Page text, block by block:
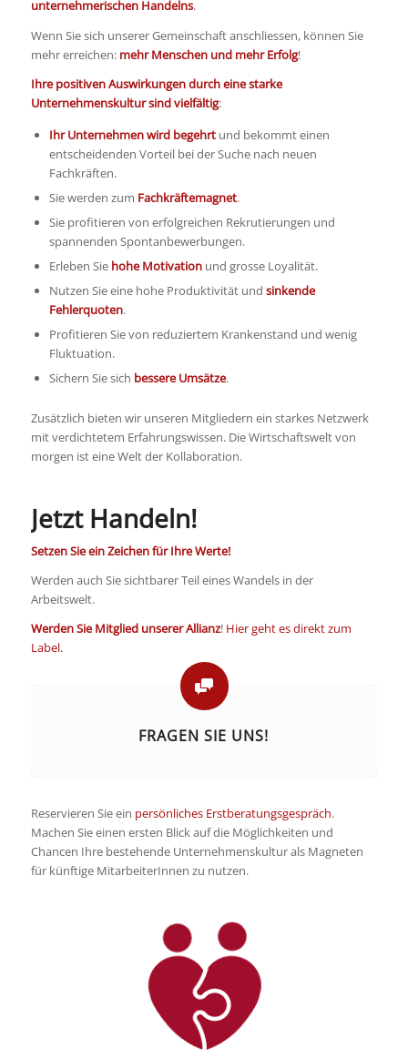
unternehmerischen Handelns.
Wenn Sie sich unserer Gemeinschaft anschliessen, können Sie
mehr erreichen: mehr Menschen und mehr Erfolg!
Ihre positiven Auswirkungen durch eine starke
Unternehmenskultur sind vielfältig:
Ihr Unternehmen wird begehrtund bekommt einen
entscheidenden Vorteil bei der Suche nach neuen
Fachkräften.
Sie werden zum Fachkräftemagnet.
Sie profitieren von erfolgreichen Rekrutierungen und
spannenden Spontanbewerbungen.
Erleben Sie hohe Motivationund grosse Loyalität.
Nutzen Sie eine hohe Produktivität und sinkende
Fehlerquoten.
Profitieren Sie von reduziertem Krankenstand und wenig
Fluktuation.
Sichern Sie sich bessere Umsätze.
Zusätzlich bieten wir unseren Mitgliedern ein starkes Netzwerk
mit verdichtetem Erfahrungswissen. Die Wirtschaftswelt von
morgen ist eine Welt der Kollaboration.
Jetzt Handeln!
Setzen Sie ein Zeichen für Ihre Werte!
Werden auch Sie sichtbarer Teil eines Wandels in der
Arbeitswelt.
Werden Sie Mitglied unserer Allianz! Hier geht es direkt zum
Label.
FRAGEN SIE UNS!
Reservieren Sie ein persönliches Erstberatungsgespräch.
Machen Sie einen ersten Blick auf die Möglichkeiten und
Chancen Ihre bestehende Unternehmenskultur als Magneten
für künftige MitarbeiterInnen zu nutzen.